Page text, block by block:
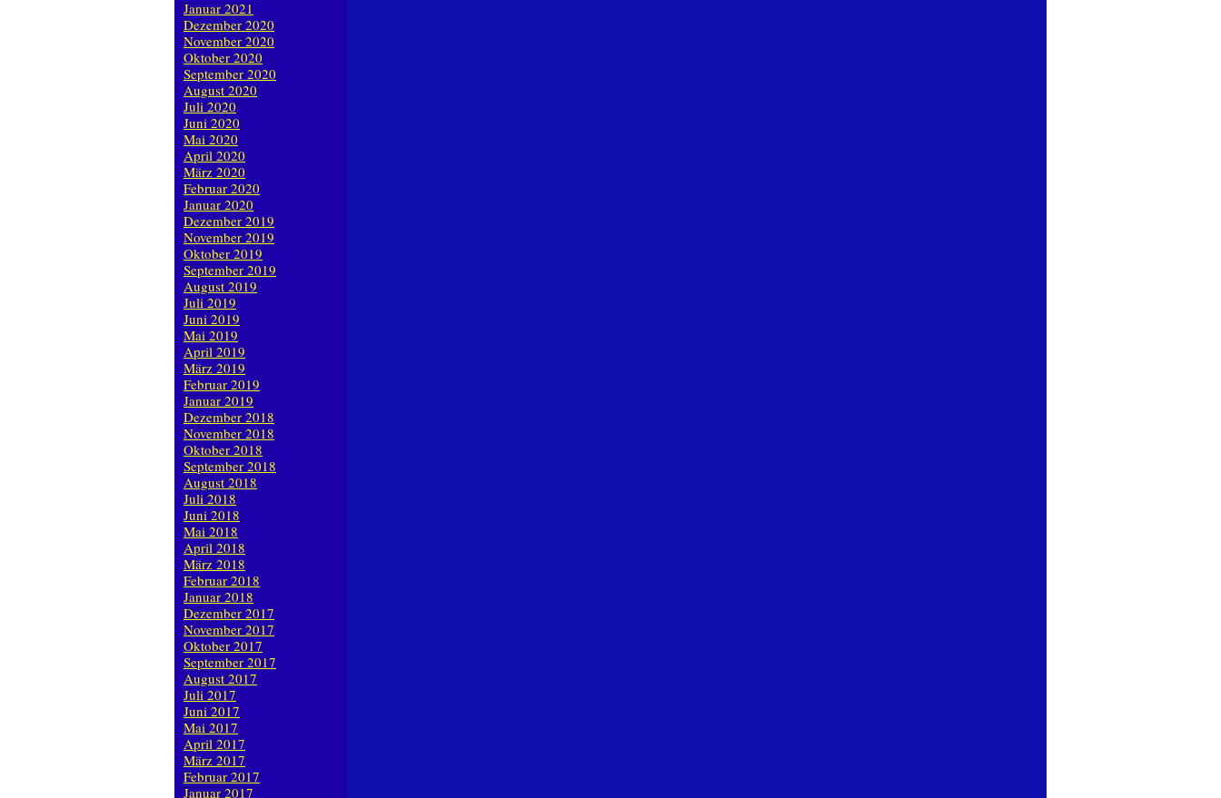
Januar 2021
Dezember 2020
November 2020
Oktober 2020
September 2020
August 2020
Juli 2020
Juni 2020
Mai 2020
April 2020
März 2020
Februar 2020
Januar 2020
Dezember 2019
November 2019
Oktober 2019
September 2019
August 2019
Juli 2019
Juni 2019
Mai 2019
April 2019
März 2019
Februar 2019
Januar 2019
Dezember 2018
November 2018
Oktober 2018
September 2018
August 2018
Juli 2018
Juni 2018
Mai 2018
April 2018
März 2018
Februar 2018
Januar 2018
Dezember 2017
November 2017
Oktober 2017
September 2017
August 2017
Juli 2017
Juni 2017
Mai 2017
April 2017
März 2017
Februar 2017
Januar 2017